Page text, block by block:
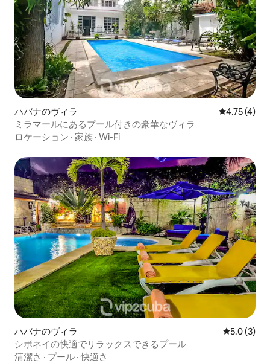
ハバナのヴィラ レビュー4
4.75 (4)
ミラマールにあるプール付きの豪華なヴィラ
ロケーション · 家族 · Wi-Fi
ハバナのヴィラ レビュー3
5.0 (3)
シボネイの快適でリラックスできるプール
清潔さ · プール ·快適さ